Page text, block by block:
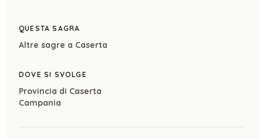
QUESTA SAGRA
Altre sagre a Caserta
DOVE SI SVOLGE
Provincia di Caserta
Campania